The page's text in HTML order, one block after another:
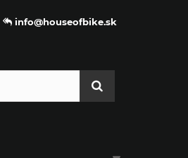
info@houseofbike.sk